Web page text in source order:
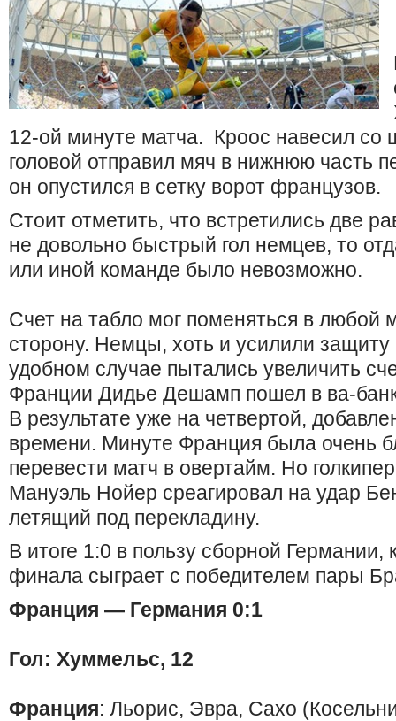
12-ой минуте матча. Кроос навесил со
головой отправил мяч в нижнюю часть
он опустился в сетку ворот французов.
Стоит отметить, что встретились две
не довольно быстрый гол немцев, то
или иной команде было невозможно.
Счет на табло мог поменяться в любой
сторону. Немцы, хоть и усилили защиту
удобном случае пытались увеличить
Франции Дидье Дешамп пошел в ва-
В результате уже на четвертой,
времени. Минуте Франция была очень
перевести матч в овертайм. Но
Мануэль Нойер среагировал на удар
летящий под перекладину.
В итоге 1:0 в пользу сборной Германии,
финала сыграет с победителем пары
Франция — Германия 0:1
Гол: Хуммельс, 12
Франция: Льорис, Эвра, Сахо